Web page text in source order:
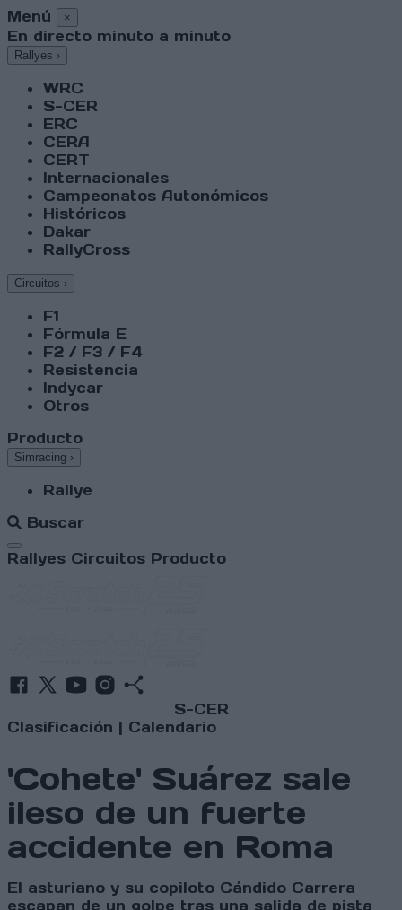
Menú ×
En directo minuto a minuto
Rallyes ›
WRC
S-CER
ERC
CERA
CERT
Internacionales
Campeonatos Autonómicos
Históricos
Dakar
RallyCross
Circuitos ›
F1
Fórmula E
F2 / F3 / F4
Resistencia
Indycar
Otros
Producto
Simracing ›
Rallye
Buscar
Abrir menú
Rallyes Circuitos Producto
S-CER
Clasificación | Calendario
'Cohete' Suárez sale
ileso de un fuerte
accidente en Roma
El asturiano y su copiloto Cándido Carrera
escapan de un golpe tras una salida de pista